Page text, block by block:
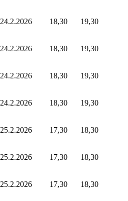
24.2.2026 18,30 19,30
24.2.2026 18,30 19,30
24.2.2026 18,30 19,30
24.2.2026 18,30 19,30
25.2.2026 17,30 18,30
25.2.2026 17,30 18,30
25.2.2026 17,30 18,30